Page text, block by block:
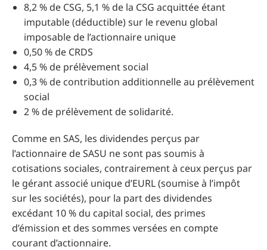
8,2 % de CSG, 5,1 % de la CSG acquittée étant
imputable (déductible) sur le revenu global
imposable de l’actionnaire unique
0,50 % de CRDS
4,5 % de prélèvement social
0,3 % de contribution additionnelle au prélèvement
social
2 % de prélèvement de solidarité.
Comme en SAS, les dividendes perçus par
l’actionnaire de SASU ne sont pas soumis à
cotisations sociales, contrairement à ceux perçus par
le gérant associé unique d’EURL (soumise à l’impôt
sur les sociétés), pour la part des dividendes
excédant 10 % du capital social, des primes
d’émission et des sommes versées en compte
courant d’actionnaire.